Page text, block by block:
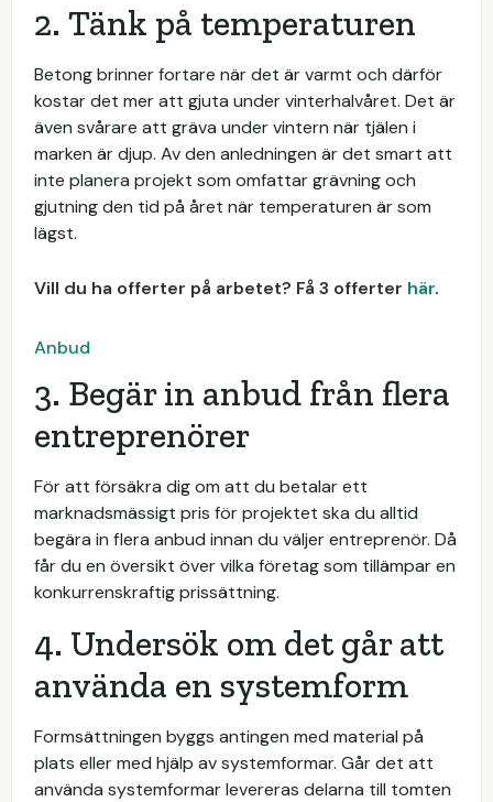
2. Tänk på temperaturen
Betong brinner fortare när det är varmt och därför
kostar det mer att gjuta under vinterhalvåret. Det är
även svårare att gräva under vintern när tjälen i
marken är djup. Av den anledningen är det smart att
inte planera projekt som omfattar grävning och
gjutning den tid på året när temperaturen är som
lägst.
Vill du ha offerter på arbetet? Få 3 offerter här.
Anbud
3. Begär in anbud från flera
entreprenörer
För att försäkra dig om att du betalar ett
marknadsmässigt pris för projektet ska du alltid
begära in flera anbud innan du väljer entreprenör. Då
får du en översikt över vilka företag som tillämpar en
konkurrenskraftig prissättning.
4. Undersök om det går att
använda en systemform
Formsättningen byggs antingen med material på
plats eller med hjälp av systemformar. Går det att
använda systemformar levereras delarna till tomten